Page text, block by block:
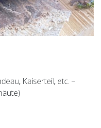
Kaiserteil, etc. –